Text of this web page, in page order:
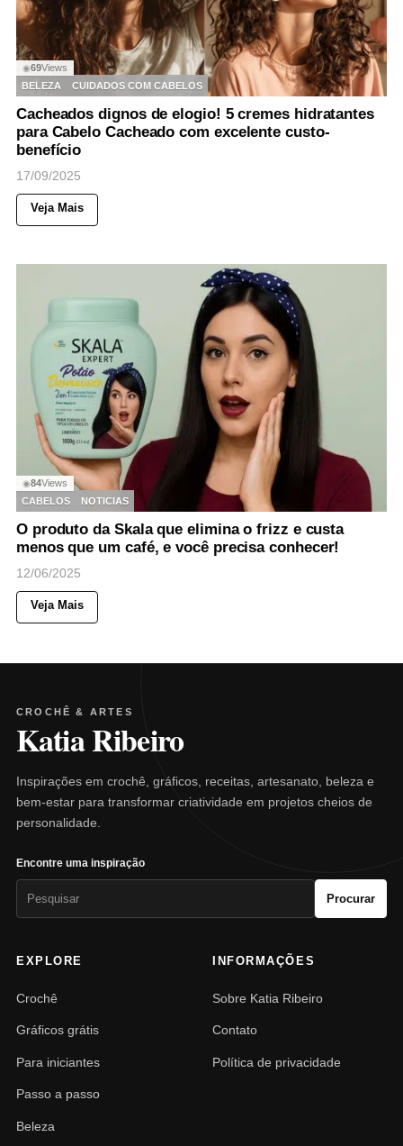
◉69Views
BELEZA
CUIDADOS COM CABELOS
Cacheados dignos de elogio! 5 cremes hidratantes
para Cabelo Cacheado com excelente custo-
benefício
17/09/2025
Veja Mais
◉84Views
CABELOS
NOTICIAS
O produto da Skala que elimina o frizz e custa
menos que um café, e você precisa conhecer!
12/06/2025
Veja Mais
CROCHÊ & ARTES
Katia Ribeiro
Inspirações em crochê, gráficos, receitas, artesanato, beleza e
bem-estar para transformar criatividade em projetos cheios de
personalidade.
Encontre uma inspiração
Procurar
EXPLORE
Crochê
Gráficos grátis
Para iniciantes
Passo a passo
Beleza
INFORMAÇÕES
Sobre Katia Ribeiro
Contato
Política de privacidade